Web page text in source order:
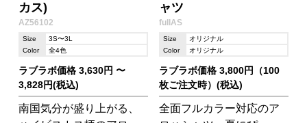
カス)
AZ56102
Size
3S〜3L
Color
全4色
ラブラボ価格 3,630円 〜
3,828円(税込)
南国気分が盛り上がる、
ャツ
fullAS
Size
オリジナル
Color
オリジナル
ラブラボ価格 3,800円（100
枚ご注文時）(税込)
全面フルカラー対応のア